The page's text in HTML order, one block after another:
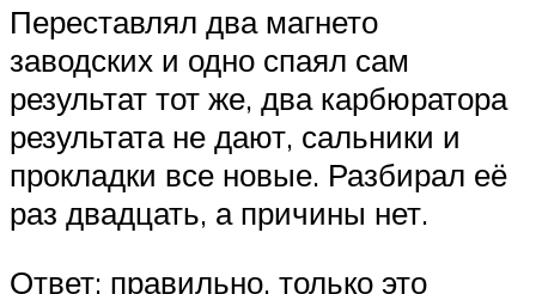
Переставлял два магнето
заводских и одно спаял сам
результат тот же, два карбюратора
результата не дают, сальники и
прокладки все новые. Разбирал её
раз двадцать, а причины нет.
Ответ: правильно, только это